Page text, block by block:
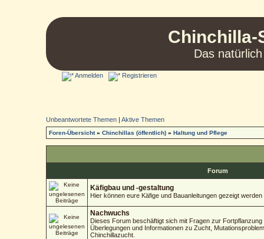
Chinchilla-
Das
Anmelden Registrieren
Unbeantwortete Themen |Aktive Themen
Foren-Übersicht»Chinchillas (öffentlich) »Haltung und Pflege
Forum
Käfigbau und -gestaltung
Hier können eure Käfige und Bauanleitungen gezeigt werden
Nachwuchs
Dieses Forum beschäftigt sich mit Fragen zur
Überlegungen und Informationen zu Zucht,
Chinchillazucht.